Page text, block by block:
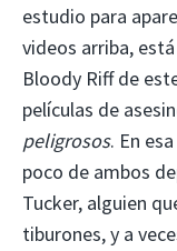
estudio para
videos arriba,
Bloody Riff de
películas de
peligrosos. En
poco de ambos
Tucker, alguien
tiburones, y a